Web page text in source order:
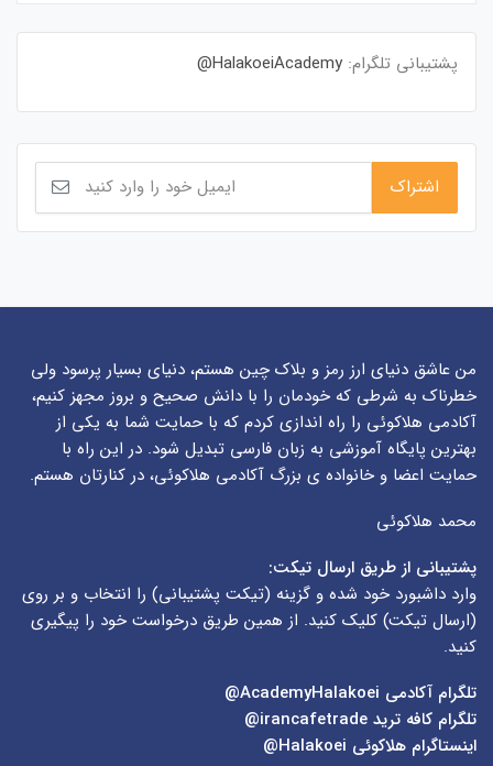
پشتیبانی تلگرام: HalakoeiAcademy@
من عاشق دنیای ارز رمز و بلاک چین هستم، دنیای بسیار پرسود ولی
خطرناک به شرطی که خودمان را با دانش صحیح و بروز مجهز کنیم،
آکادمی هلاکوئی را راه اندازی کردم که با حمایت شما به یکی از
بهترین پایگاه آموزشی به زبان فارسی تبدیل شود. در این راه با
حمایت اعضا و خانواده ی بزرگ آکادمی هلاکوئی، در کنارتان هستم.
محمد هلاکوئی
پشتیبانی از طریق ارسال تیکت:
وارد داشبورد خود شده و گزینه (تیکت پشتیبانی) را انتخاب و بر روی
(ارسال تیکت) کلیک کنید. از همین طریق درخواست خود را پیگیری
کنید.
تلگرام آکادمی
تلگرام کافه ترید irancafetrade@
اینستاگرام هلاکوئی Halakoei@